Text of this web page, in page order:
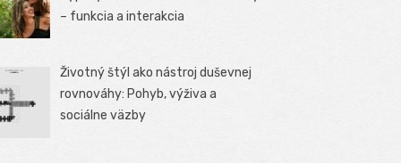
– funkcia a interakcia
Životný štýl ako nástroj duševnej
rovnováhy: Pohyb, výživa a
sociálne väzby